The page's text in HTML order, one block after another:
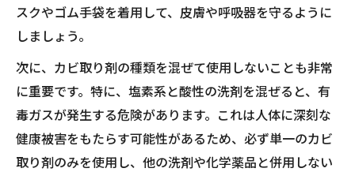
スクやゴム手袋を着用して、皮膚や呼吸器を守るように
しましょう。
次に、カビ取り剤の種類を混ぜて使用しないことも非常
に重要です。特に、塩素系と酸性の洗剤を混ぜると、有
毒ガスが発生する危険があります。これは人体に深刻な
健康被害をもたらす可能性があるため、必ず単一のカビ
取り剤のみを使用し、他の洗剤や化学薬品と併用しない